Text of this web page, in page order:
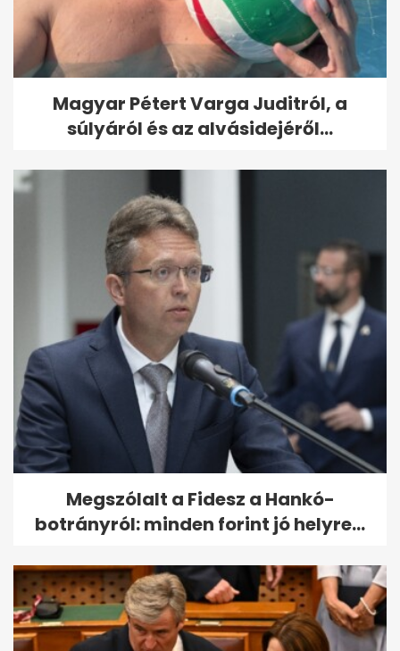
Magyar Pétert Varga Juditról, a
súlyáról és az alvásidejéről...
Megszólalt a Fidesz a Hankó-
botrányról: minden forint jó helyre...